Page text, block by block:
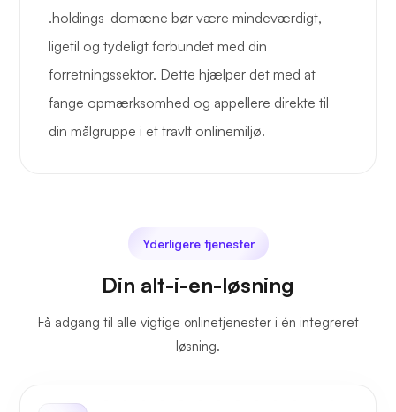
.holdings-domæne bør være mindeværdigt,
ligetil og tydeligt forbundet med din
forretningssektor. Dette hjælper det med at
fange opmærksomhed og appellere direkte til
din målgruppe i et travlt onlinemiljø.
Yderligere tjenester
Din alt-i-en-løsning
Få adgang til alle vigtige onlinetjenester i én integreret
løsning.